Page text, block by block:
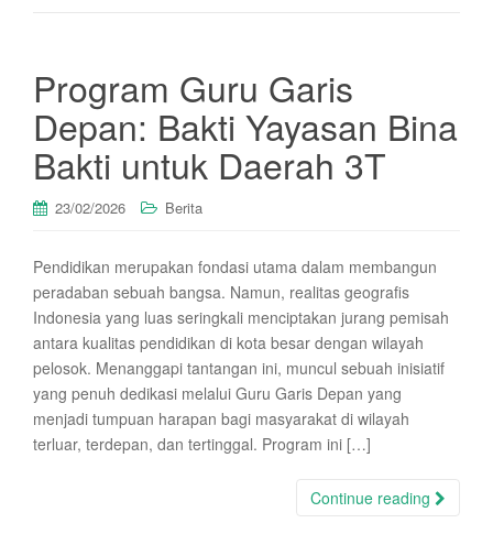
Program Guru Garis
Depan: Bakti Yayasan Bina
Bakti untuk Daerah 3T
23/02/2026 Berita
Pendidikan merupakan fondasi utama dalam membangun
peradaban sebuah bangsa. Namun, realitas geografis
Indonesia yang luas seringkali menciptakan jurang pemisah
antara kualitas pendidikan di kota besar dengan wilayah
pelosok. Menanggapi tantangan ini, muncul sebuah inisiatif
yang penuh dedikasi melalui Guru Garis Depan yang
menjadi tumpuan harapan bagi masyarakat di wilayah
terluar, terdepan, dan tertinggal. Program ini […]
Continue reading